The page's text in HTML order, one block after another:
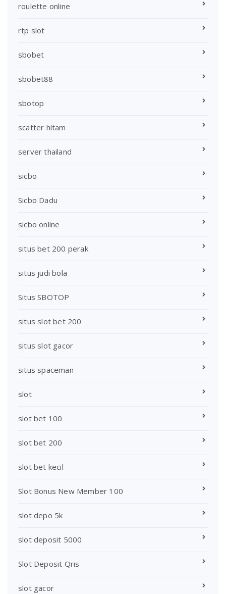
roulette online
rtp slot
sbobet
sbobet88
sbotop
scatter hitam
server thailand
sicbo
Sicbo Dadu
sicbo online
situs bet 200 perak
situs judi bola
Situs SBOTOP
situs slot bet 200
situs slot gacor
situs spaceman
slot
slot bet 100
slot bet 200
slot bet kecil
Slot Bonus New Member 100
slot depo 5k
slot deposit 5000
Slot Deposit Qris
slot gacor